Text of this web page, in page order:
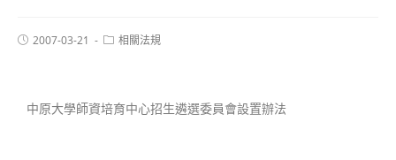
2007-03-21 相關法規
中原大學師資培育中心招生遴選委員會設置辦法